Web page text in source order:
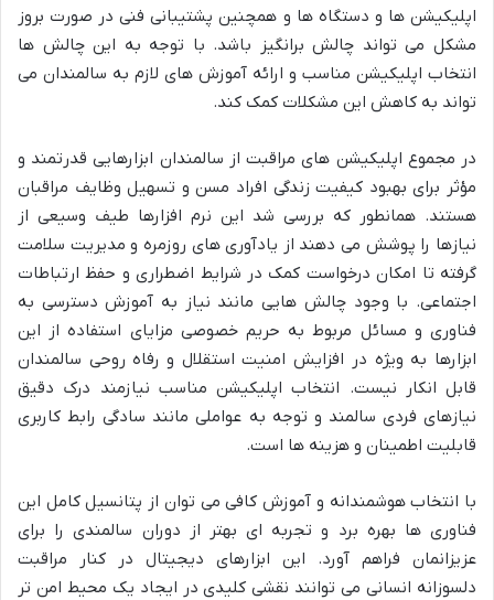
اپلیکیشن ها و دستگاه ها و همچنین پشتیبانی فنی در صورت بروز
مشکل می تواند چالش برانگیز باشد. با توجه به این چالش ها
انتخاب اپلیکیشن مناسب و ارائه آموزش های لازم به سالمندان می
تواند به کاهش این مشکلات کمک کند.
در مجموع اپلیکیشن های مراقبت از سالمندان ابزارهایی قدرتمند و
مؤثر برای بهبود کیفیت زندگی افراد مسن و تسهیل وظایف مراقبان
هستند. همانطور که بررسی شد این نرم افزارها طیف وسیعی از
نیازها را پوشش می دهند از یادآوری های روزمره و مدیریت سلامت
گرفته تا امکان درخواست کمک در شرایط اضطراری و حفظ ارتباطات
اجتماعی. با وجود چالش هایی مانند نیاز به آموزش دسترسی به
فناوری و مسائل مربوط به حریم خصوصی مزایای استفاده از این
ابزارها به ویژه در افزایش امنیت استقلال و رفاه روحی سالمندان
قابل انکار نیست. انتخاب اپلیکیشن مناسب نیازمند درک دقیق
نیازهای فردی سالمند و توجه به عواملی مانند سادگی رابط کاربری
قابلیت اطمینان و هزینه ها است.
با انتخاب هوشمندانه و آموزش کافی می توان از پتانسیل کامل این
فناوری ها بهره برد و تجربه ای بهتر از دوران سالمندی را برای
عزیزانمان فراهم آورد. این ابزارهای دیجیتال در کنار مراقبت
دلسوزانه انسانی می توانند نقشی کلیدی در ایجاد یک محیط امن تر